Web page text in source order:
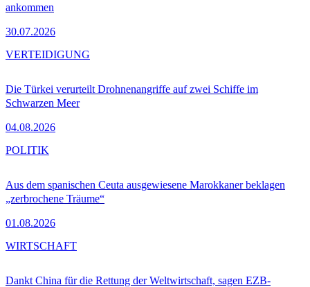
ankommen
30.07.2026
Die Türkei verurteilt Drohnenangriffe auf zwei Schiffe im
Schwarzen Meer
04.08.2026
VERTEIDIGUNG
Aus dem spanischen Ceuta ausgewiesene Marokkaner beklagen
„zerbrochene Träume“
01.08.2026
POLITIK
Dankt China für die Rettung der Weltwirtschaft, sagen EZB-
WIRTSCHAFT